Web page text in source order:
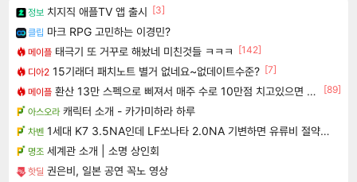
정보 치지직 애플TV 앱 출시 [3]
클립 마크 RPG 고민하는 이경민?
메이플 태극기 또 거꾸로 해놨네 미친것들 ㅋㅋㅋ [142]
디아2 15기래더 패치노트 별거 없네요~없데이트수준? [7]
메이플 환산 13만 스펙으로 삐져서 매주 수로 10만점 치고있으면 ㅋㅋ
[89]
아스오라 캐릭터 소개 - 카가미하라 하루
차벤 1세대 K7 3.5NA인데 LF쏘나타 2.0NA 기변하면 유류비 절약이 얼마나 될까요..?
명조 세계관 소개 | 소명 상인회
핫딜 권은비, 일본 공연 꼭노 영상